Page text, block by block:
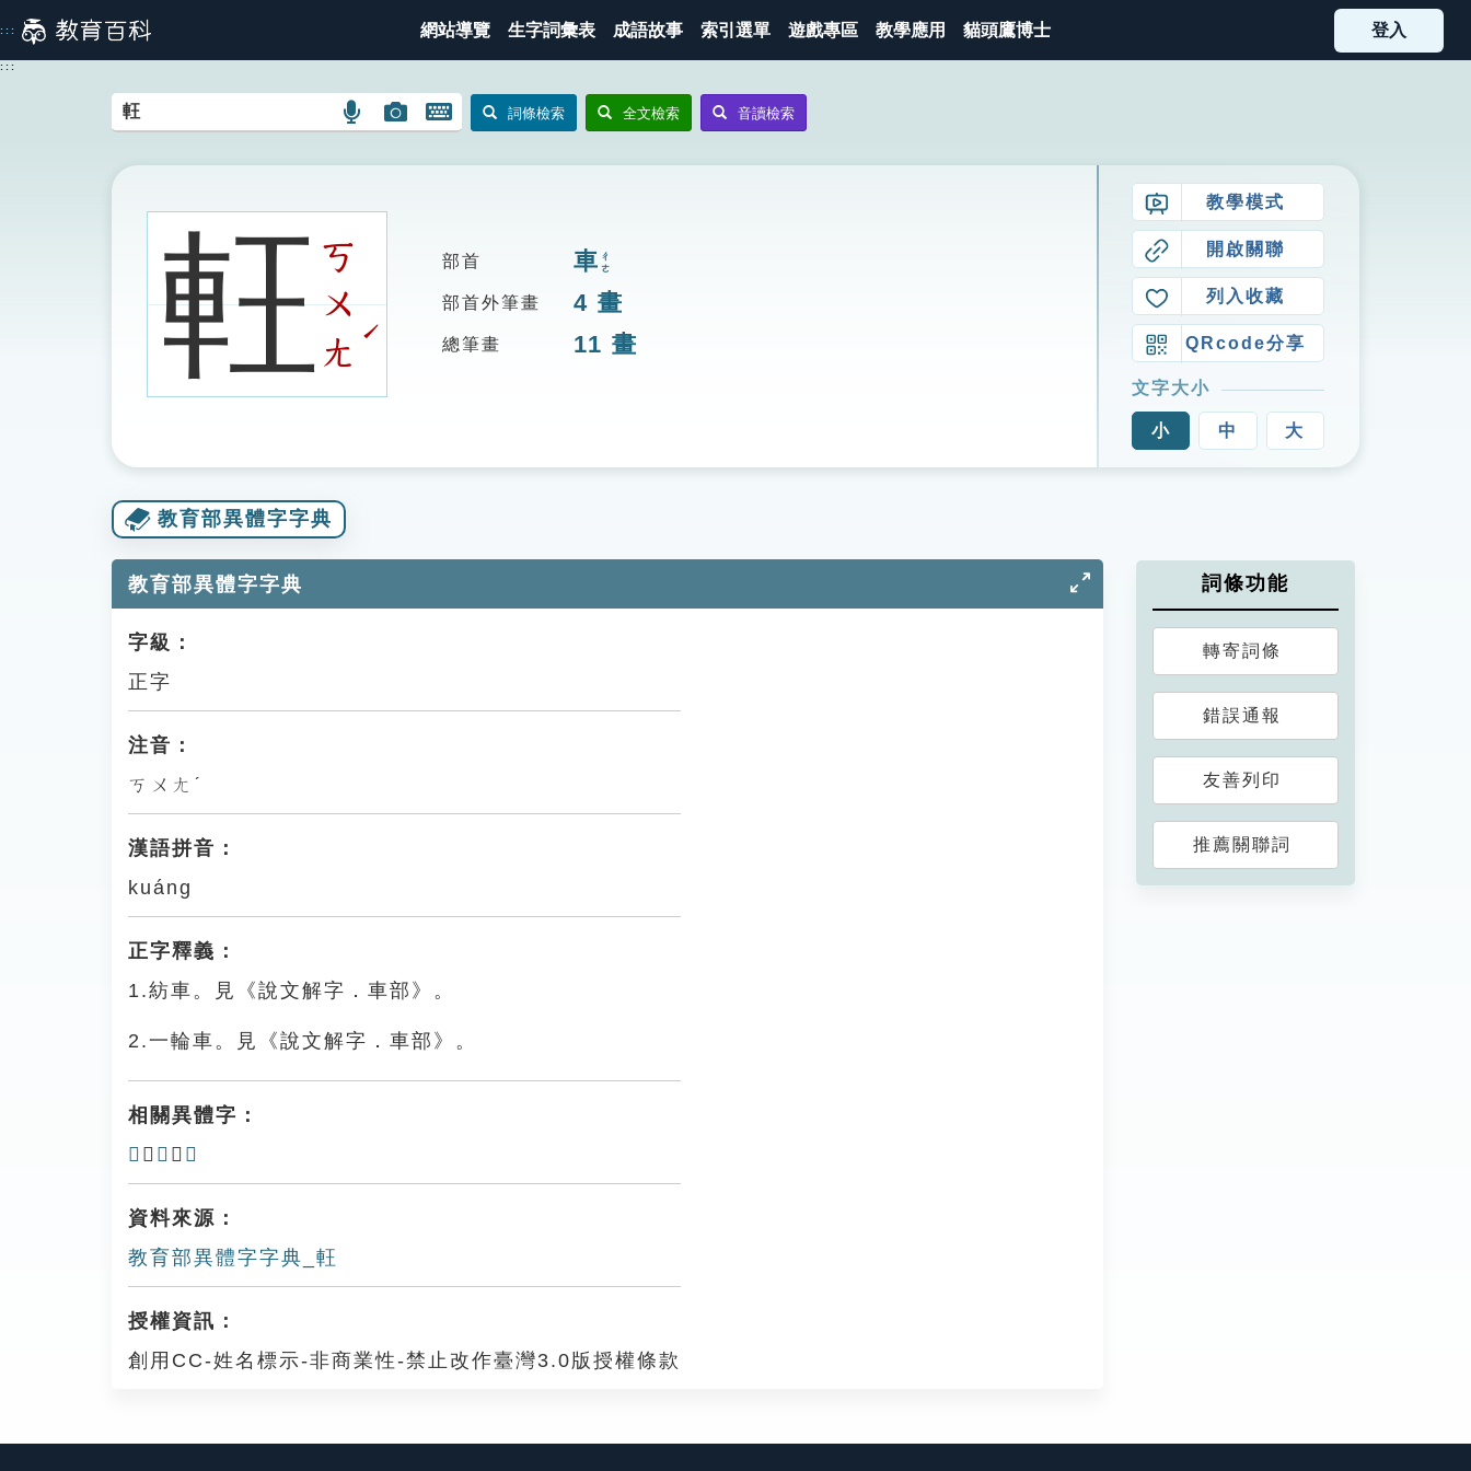
到
主
::: 網站導覽 生字詞彙表 成語故事 索引選單 遊戲專區 教學應用 貓頭鷹博士 登入
:::
語
搜
圖
示
圖
搜
開
鍵
詞條檢索 全文檢索 音讀檢索
軖ㄎ
ㄨ
ㄤ
ˊ
部首 車ㄔㄜ
部首外筆畫 4 畫
總筆畫 11 畫
教學模式
開啟關聯
列入收藏
QRcode分享
文字大小
小 中 大
教育部異體字字典
教育部異體字字典
字級：
正字
注音：
ㄎㄨㄤˊ
漢語拼音：
kuáng
正字釋義：
1.紡車。見《說文解字．車部》。
2.一輪車。見《說文解字．車部》。
相關異體字：
𨌂 、 𨌃 、 軠
資料來源：
教育部異體字字典_軖
授權資訊：
創用CC-姓名標示-非商業性-禁止改作臺灣3.0版授權條款
詞條功能
轉寄詞條
錯誤通報
友善列印
推薦關聯詞